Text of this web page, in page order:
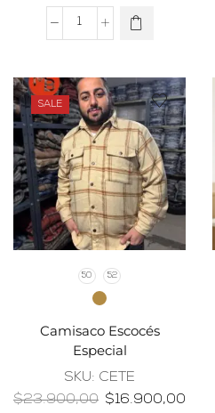
SALE
50 52
Camisaco Escocés
Especial
SKU: CETE
$23.900,00 $16.900,00